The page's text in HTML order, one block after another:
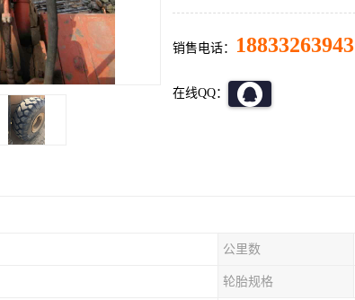
销售电话： 18833263943
在线QQ：
公里数
轮胎规格